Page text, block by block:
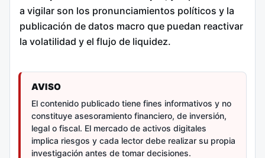
a vigilar son los pronunciamientos políticos y la
publicación de datos macro que puedan reactivar
la volatilidad y el flujo de liquidez.
AVISO
El contenido publicado tiene fines informativos y no
constituye asesoramiento financiero, de inversión,
legal o fiscal. El mercado de activos digitales
implica riesgos y cada lector debe realizar su propia
investigación antes de tomar decisiones.